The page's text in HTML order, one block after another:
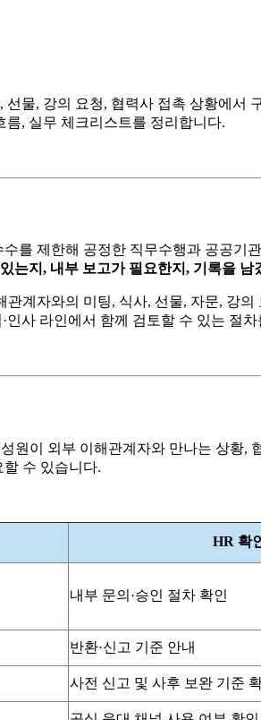
물, 강의 요청, 협력사 접촉 상황에서
, 실무 체크리스트를 정리합니다.
를 제한해 공정한 직무수행과 공공기
는지, 내부 보고가 필요한지, 기록을 남
계자와의 미팅, 식사, 선물, 자문, 강
사 라인에서 함께 검토할 수 있는 절
이 외부 이해관계자와 만나는 상황,
수 있습니다.
HR 확
내부 문의·승인 절차 확인
반환·신고 기준 안내
사전 신고 및 사후 보완 기준